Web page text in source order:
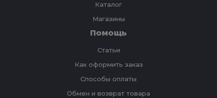
Каталог
Магазины
Помощь
Статьи
Как оформить заказ
Способы оплаты
Обмен и возврат товара